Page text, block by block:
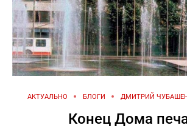
АКТУАЛЬНО БЛОГИ ДМИТРИЙ
Конец Дома